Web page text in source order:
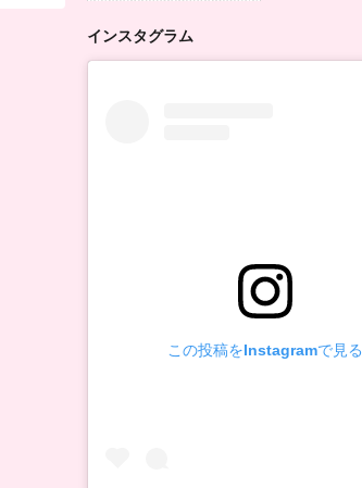
インスタグラム
この投稿をInstagramで見る